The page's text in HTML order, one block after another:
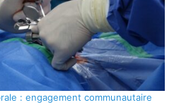
: engagement communautaire